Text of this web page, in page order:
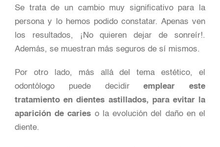
Se trata de un cambio muy significativo para la
persona y lo hemos podido constatar. Apenas ven
los resultados, ¡No quieren dejar de sonreír!.
Además, se muestran más seguros de sí mismos.
Por otro lado, más allá del tema estético, el
odontólogo puede decidiremplear este
tratamiento en dientes astillados, para evitar la
aparición de caries o la evolución del daño en el
diente.